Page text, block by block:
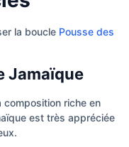
la boucle Pousse des
Jamaïque
riche en
est très appréciée